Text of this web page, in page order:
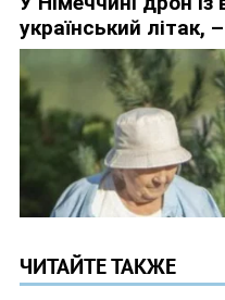
ЧИТАЙТЕ ТАКЖЕ